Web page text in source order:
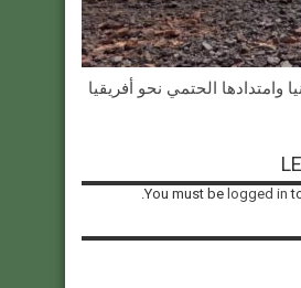
وامتدادها الحتمي نحو أفريقيا
You must be logged in